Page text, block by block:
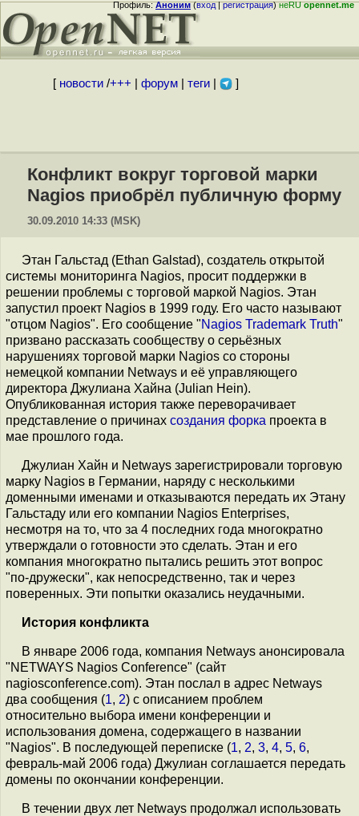
Профиль:Аноним(вход|регистрация)неRUopennet.me
[ новости/+++ форум| теги| ]
Конфликт вокруг торговой марки
Nagios приобрёл публичную форму
30.09.2010 14:33 (MSK)
Этан Гальстад (Ethan Galstad), создатель открытой
системы мониторинга Nagios, просит поддержки в
решении проблемы c торговой маркой Nagios. Этан
запустил проект Nagios в 1999 году. Его часто называют
"отцом Nagios". Его сообщение "Nagios Trademark Truth"
призвано рассказать сообществу о серьёзных
нарушениях торговой марки Nagios со стороны
немецкой компании Netways и её управляющего
директора Джулиана Хайна (Julian Hein).
Опубликованная история также переворачивает
представление о причинах создания форка проекта в
мае прошлого года.
Джулиан Хайн и Netways зарегистрировали торговую
марку Nagios в Германии, наряду с несколькими
доменными именами и отказываются передать их Этану
Гальстаду или его компании Nagios Enterprises,
несмотря на то, что за 4 последних года многократно
утверждали о готовности это сделать. Этан и его
компания многократно пытались решить этот вопрос
"по-дружески", как непосредственно, так и через
поверенных. Эти попытки оказались неудачными.
История конфликта
В январе 2006 года, компания Netways анонсировала
"NETWAYS Nagios Conference" (сайт
nagiosconference.com). Этан послал в адрес Netways
два сообщения (1, 2) с описанием проблем
относительно выбора имени конференции и
использования домена, содержащего в названии
"Nagios". В последующей переписке (1, 2, 3, 4, 5, 6,
февраль-май 2006 года) Джулиан соглашается передать
домены по окончании конференции.
В течении двух лет Netways продолжал использовать